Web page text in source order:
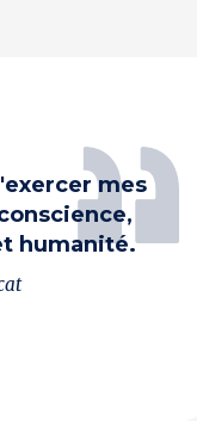
mes
humanité.